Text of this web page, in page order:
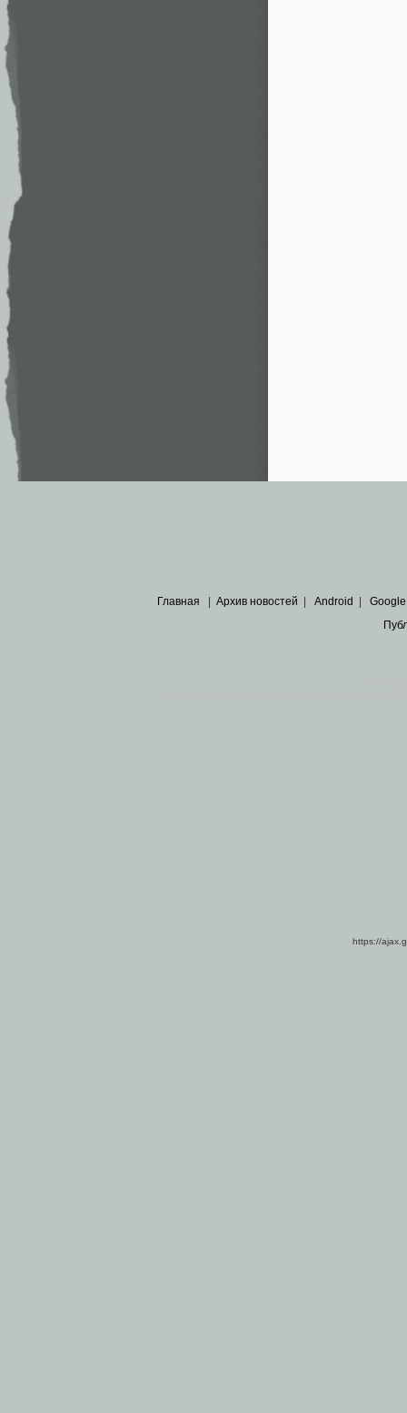
Главная Архив новостей Android Google
https://